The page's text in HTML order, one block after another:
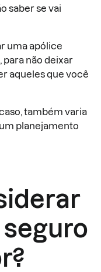
saber se vai
uma apólice
não deixar
aqueles que você
também varia
planejamento